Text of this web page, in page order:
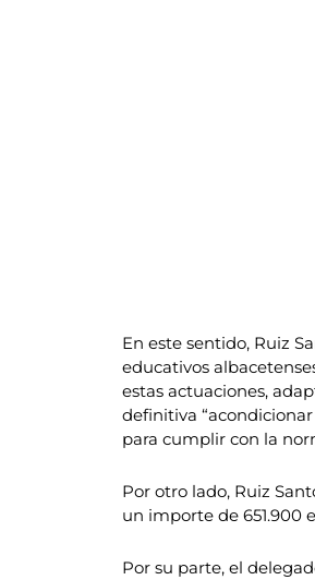
En este sentido, Ruiz
educativos
estas actuaciones,
definitiva
para cumplir con la
Por otro lado, Ruiz
un importe de 651.900
Por su parte, el